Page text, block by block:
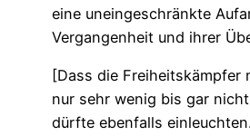
eine uneingeschränkte
Vergangenheit und ihrer
[Dass die Freiheitskämpfer
nur sehr wenig bis gar
dürfte ebenfalls